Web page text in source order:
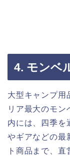
4. モンベ
大型キャンプ用
リア最大のモ
内には、四季を
やギアなどの最
ト商品まで、